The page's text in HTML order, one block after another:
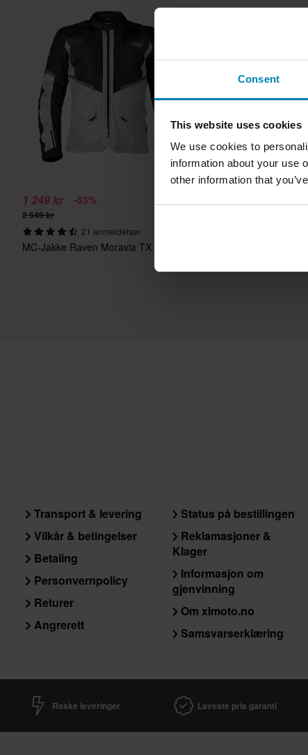
Consent
This website uses cookies
We use cookies to
information about your use
other information that
1 249 kr -53%
2 649 kr
21 anmeldelser
MC-Jakke Raven Moravia TX Air+
Transport & levering
Vilkår & betingelser
Betaling
Personvernpolicy
Returer
Angrerett
Status på bestillingen
Reklamasjoner &
Klager
Informasjon om
gjenvinning
Om xlmoto.no
Samsvarserklæring
Raske leveringer Laveste pris garanti